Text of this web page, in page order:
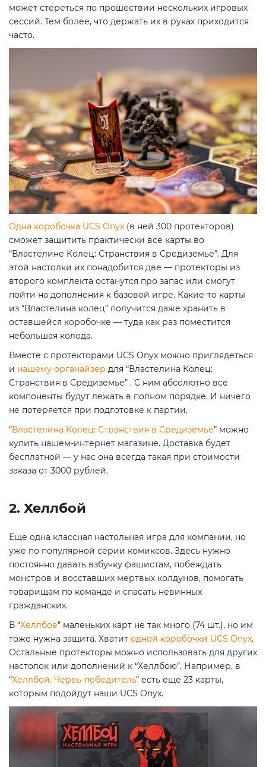
может стереться по прошествии нескольких игровых
сессий. Тем более, что держать их в руках приходится
часто.
Одна коробочка UCS Onyx (в ней 300 протекторов)
сможет защитить практически все карты во
“Властелине Колец: Странствия в Средиземье”. Для
этой настолки их понадобится две — протекторы из
второго комплекта останутся про запас или смогут
пойти на дополнения к базовой игре. Какие-то карты
из “Властелина колец” получится даже хранить в
оставшейся коробочке — туда как раз поместится
небольшая колода.
Вместе с протекторами UCS Onyx можно приглядеться
и нашему органайзер для “Властелина Колец:
Странствия в Средиземье” . С ним абсолютно все
компоненты будут лежать в полном порядке. И ничего
не потеряется при подготовке к партии.
“Властелина Колец: Странствия в Средиземье” можно
купить нашем-интернет магазине. Доставка будет
бесплатной — у нас она всегда такая при стоимости
заказа от 3000 рублей.
2. Хеллбой
Еще одна классная настольная игра для компании, но
уже по популярной серии комиксов. Здесь нужно
постоянно давать взбучку фашистам, побеждать
монстров и восставших мертвых колдунов, помогать
товарищам по команде и спасать невинных
гражданских.
В “Хеллбое” маленьких карт не так много (74 шт.), но им
тоже нужна защита. Хватит одной коробочки UCS Onyx.
Остальные протекторы можно использовать для других
настолок или дополнений к “Хеллбою”. Например, в
“Хеллбой. Червь-победитель” есть еще 23 карты,
которым подойдут наши UCS Onyx.